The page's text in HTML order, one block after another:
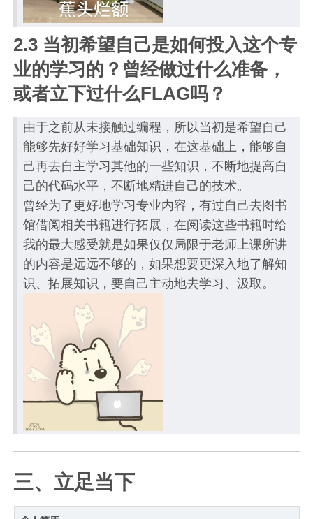
2.3 当初希望自己是如何投入这个专
业的学习的？曾经做过什么准备，
或者立下过什么FLAG吗？
由于之前从未接触过编程，所以当初是希望自己
能够先好好学习基础知识，在这基础上，能够自
己再去自主学习其他的一些知识，不断地提高自
己的代码水平，不断地精进自己的技术。
曾经为了更好地学习专业内容，有过自己去图书
馆借阅相关书籍进行拓展，在阅读这些书籍时给
我的最大感受就是如果仅仅局限于老师上课所讲
的内容是远远不够的，如果想要更深入地了解知
识、拓展知识，要自己主动地去学习、汲取。
三、立足当下